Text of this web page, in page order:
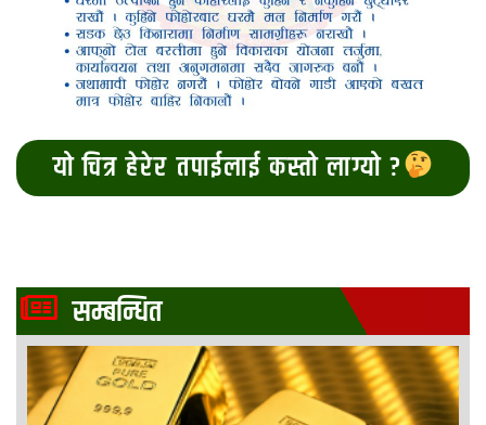
यो चित्र हेरेर तपाईलाई कस्तो लाग्यो ?
सम्बन्धित